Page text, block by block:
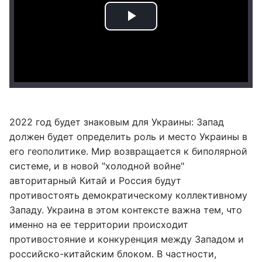
2022 год будет знаковым для Украины: Запад
должен будет определить роль и место Украины в
его геополитике. Мир возвращается к биполярной
системе, и в новой "холодной войне"
авторитарный Китай и Россия будут
противостоять демократическому коллективному
Западу. Украина в этом контексте важна тем, что
именно на ее территории происходит
противостояние и конкуренция между Западом и
российско-китайским блоком. В частности,